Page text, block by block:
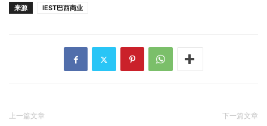
来源 IEST巴西商业
上一篇文章 下一篇文章